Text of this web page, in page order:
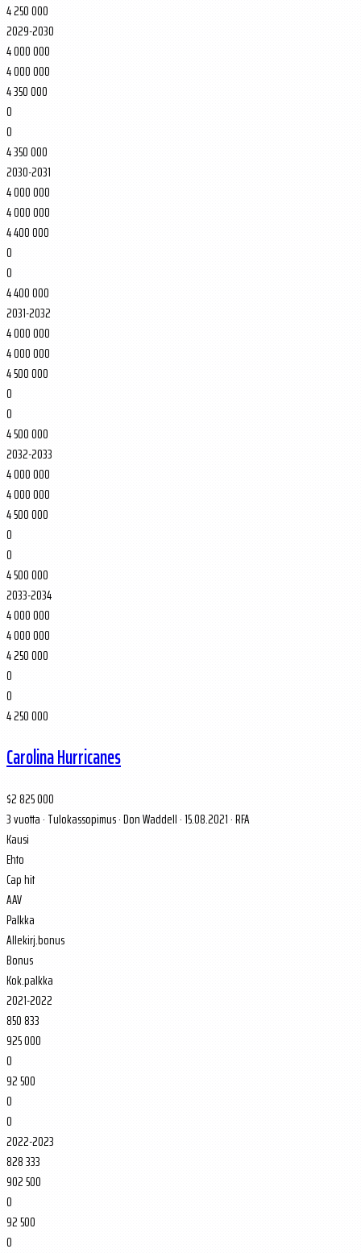
4 250 000
2029-2030
4 000 000
4 000 000
4 350 000
0
0
4 350 000
2030-2031
4 000 000
4 000 000
4 400 000
0
0
4 400 000
2031-2032
4 000 000
4 000 000
4 500 000
0
0
4 500 000
2032-2033
4 000 000
4 000 000
4 500 000
0
0
4 500 000
2033-2034
4 000 000
4 000 000
4 250 000
0
0
4 250 000
Carolina Hurricanes
$2 825 000
3 vuotta· Tulokassopimus·Don Waddell · 15.08.2021·RFA
Kausi
Ehto
Cap hit
AAV
Palkka
Allekirj.bonus
Bonus
Kok.palkka
2021-2022
850 833
925 000
0
92 500
0
0
2022-2023
828 333
902 500
0
92 500
0